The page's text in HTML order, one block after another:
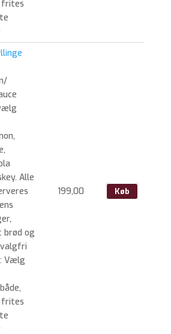
frites
Alle
brød og
Vælg
frites
199,00 Køb